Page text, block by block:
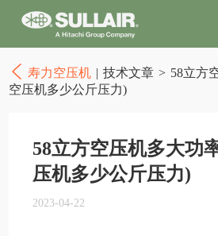
寿力空压机 | 技术文章 > 58立方
空压机多少公斤压力)
58立方空压机多大功
压机多少公斤压力)
2023-04-22